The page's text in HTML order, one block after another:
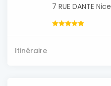
7 RUE DANTE Nice
Itinéraire